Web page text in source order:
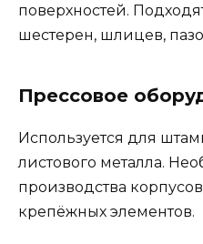
поверхностей.
шестерен, шлицев,
Прессовое
Используется для
листового металла.
производства
крепёжных элементов.